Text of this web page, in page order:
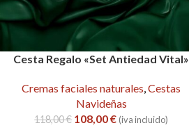
Cesta Regalo «Set Antiedad Vital»
Cremas faciales naturales,Cestas
Navideñas
118,00€ 108,00€ (iva incluido)